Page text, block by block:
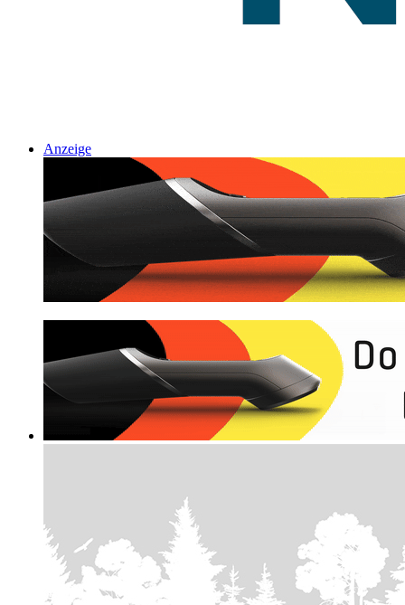
Anzeige